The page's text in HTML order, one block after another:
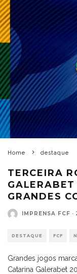
Home destaque
TERCEIRA
GRANDES
IMPRENSA FCF ·
DESTAQUE FCF
Grandes jogos
Catarina Galerabet